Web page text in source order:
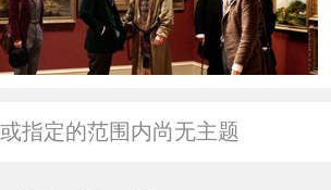
指定的范围内尚无主题